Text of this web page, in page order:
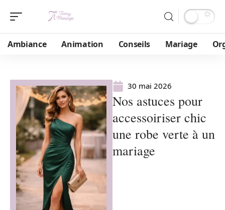
Ambiance Animation Conseils Mariage
30 mai 2026
Nos astuces pour
accessoiriser chic
une robe verte à un
mariage